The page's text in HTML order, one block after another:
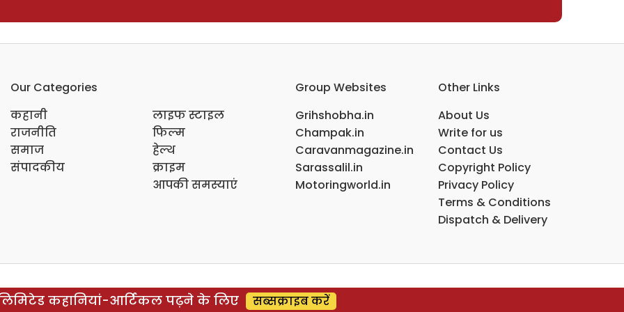
Our Categories
कहानी
राजनीति
समाज
संपादकीय
लाइफ स्टाइल
फिल्म
हेल्थ
क्राइम
आपकी समस्याएं
Group Websites
Grihshobha.in
Champak.in
Caravanmagazine.in
Sarassalil.in
Motoringworld.in
Other Links
About Us
Write for us
Contact Us
Copyright Policy
Privacy Policy
Terms & Conditions
Dispatch & Delivery
कहानियां-आर्टिकल पढ़ने के लिए सब्सक्राइब करें